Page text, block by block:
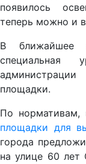
появилось
теперь можно и
В ближайшее
специальная
площадки.
По нормативам,
площадки для
города
на улице 60 лет